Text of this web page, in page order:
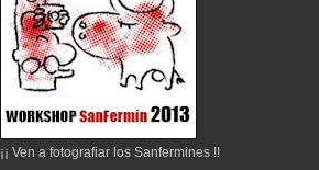
¡¡ Ven a fotografiar los Sanfermines !!